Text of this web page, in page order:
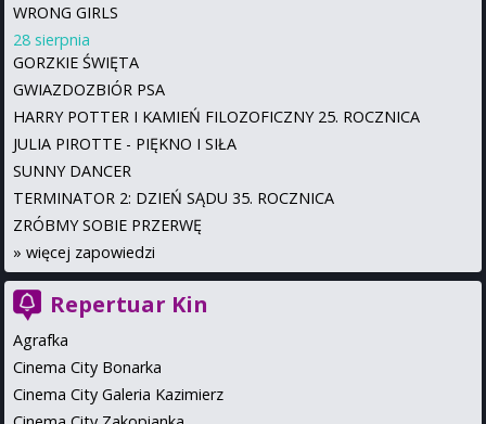
WRONG GIRLS
28 sierpnia
GORZKIE ŚWIĘTA
GWIAZDOZBIÓR PSA
HARRY POTTER I KAMIEŃ FILOZOFICZNY 25. ROCZNICA
JULIA PIROTTE - PIĘKNO I SIŁA
SUNNY DANCER
TERMINATOR 2: DZIEŃ SĄDU 35. ROCZNICA
ZRÓBMY SOBIE PRZERWĘ
» więcej zapowiedzi
Repertuar Kin
Agrafka
Cinema City Bonarka
Cinema City Galeria Kazimierz